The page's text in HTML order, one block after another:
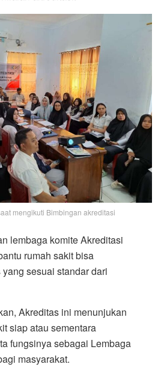
mengikuti Bimbingan akreditasi
lembaga komite Akreditasi
rumah sakit bisa
sesuai standar dari
Akreditas ini menunjukan
siap atau sementara
fungsinya sebagai Lembaga
masyarakat.